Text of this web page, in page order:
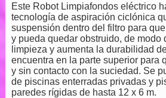
Este Robot Limpiafondos eléctrico
tecnología de aspiración ciclónica
suspensión dentro del filtro para
y pueda quedar obstruido, de modo
limpieza y aumenta la durabilidad
encuentra en la parte superior para
y sin contacto con la suciedad. Se
de piscinas enterradas privadas y
paredes rígidas de hasta 12 x 6 m.